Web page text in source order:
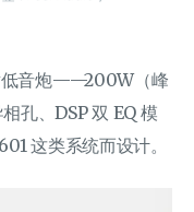
低音炮——200W（峰
孔、DSP 双 EQ 模
这类系统而设计。